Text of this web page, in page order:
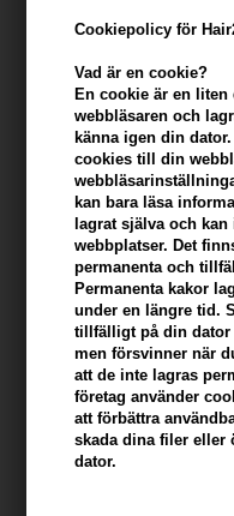
Cookiepolicy för
Vad är en cookie?
En cookie är en liten
webbläsaren och
känna igen din
cookies till din
kan bara läsa
lagrat själva och
webbplatser. Det
permanenta och
Permanenta kakor
under en längre tid.
tillfälligt på din dator
men försvinner när
att de inte lagras
företag använder
att förbättra
skada dina filer eller
dator.
Loreal Tecni Art
Varumärken»Loreal Tecni Art
179,00SEK
Enhetspris ved 3 stk.